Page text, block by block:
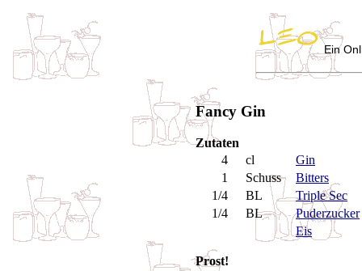
Ein
Fancy Gin
Zutaten
4
cl
Gin
1
Schuss
Bitters
1/4
BL
Triple Sec
1/4
BL
Puderzucker
Eis
Prost!